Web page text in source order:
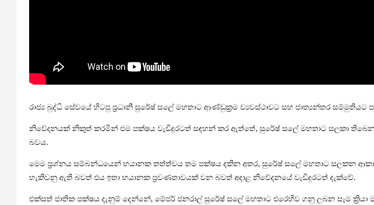
රාජ්‍ය බුද්ධි සේවයේ හිටපු ප්‍රධානී සුරේෂ් සලේ මහතාට ආණ්ඩුක්‍රම ව්‍යවස්ථාවට සහ ජාත්‍යන්තර
නිවේදනයක් නිකුත් කරමින් එම පක්ෂය වැඩිදුරටත් සඳහන් කර ඇත්තේ, සුරේෂ් සලේ මහතාට සලකා තිබෙන
බවය.
මෙම ප්‍රශ්නය සම්බන්ධයෙන් භයානක තත්ත්වය තම පක්ෂය දකින අතර, සුරේෂ් සලේ මහතාට සලකන
හැකිවනු ඇති බවත් එය ඉතා භයානක ප්‍රවණතාවයක් වන බවත් අදාළ නිවේදනයේ වැඩිදුරටත් දැක්වේ.
එක්සත් ජාතික පක්ෂය දැනුම් දෙන්නේ, මේජර් ජනරාල් සුරේෂ් සලේ මහතාට එරෙහිව ගනු ලබන සෑම